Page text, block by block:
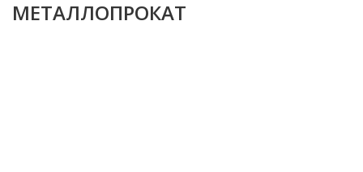
МЕТАЛЛОПРОКАТ